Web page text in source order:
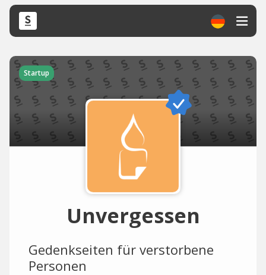
Startup
Unvergessen
Gedenkseiten für verstorbene
Personen